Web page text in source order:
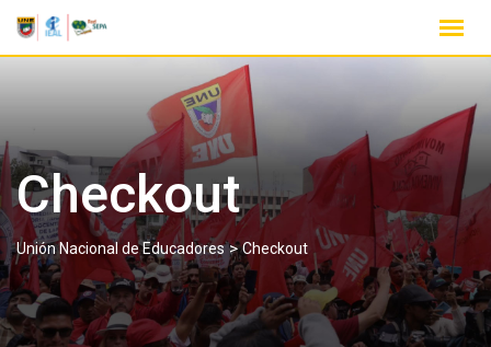
Checkout
Unión Nacional de Educadores>Checkout